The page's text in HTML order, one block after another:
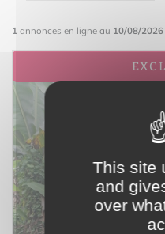
1 annonces en ligne au 10/08/2026
This site
and
over